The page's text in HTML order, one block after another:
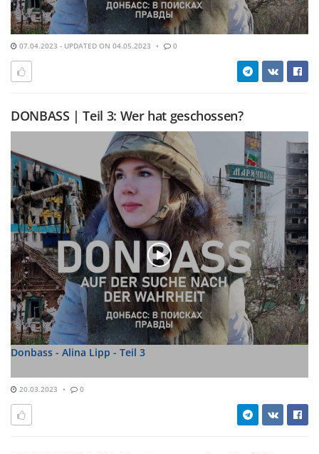
07.04.2023 - UPDATED ON 04.05.2023 0
DONBASS | Teil 3: Wer hat geschossen?
Donbass - Alina Lipp - Teil 3
20.03.2023 0